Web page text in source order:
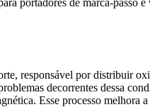
responsável por distribuir
decorrentes dessa
Esse processo